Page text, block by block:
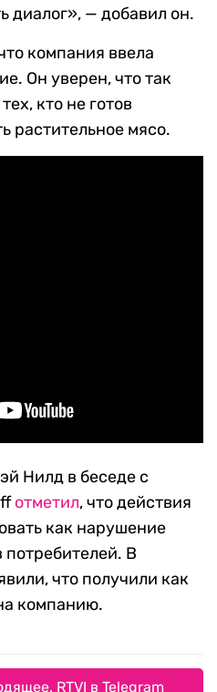
диалог», — добавил он.
компания ввела
Он уверен, что так
кто не готов
растительное мясо.
Нилд в беседе с
отметил, что действия
как нарушение
потребителей. В
что получили как
компанию.
RTVI в Telegram